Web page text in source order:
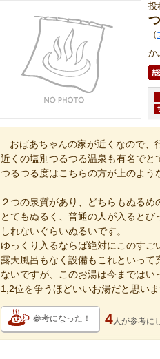
投
（
か
おばあちゃんの家が近くなので、
近くの塩別つるつる温泉も有名でと
つるつる度はこちらの方が上のよう
２つの泉質があり、どちらもぬるめ
とてもぬるく、普通の人が入るとび
しれないぐらいぬるいです。
ゆっくり入るならば絶対にこのすご
露天風呂もなく設備もこれといって
ないですが、このお湯は今まではい
1,2位を争うほどいいお湯だと思いま
参考になった！ 4人が参考に